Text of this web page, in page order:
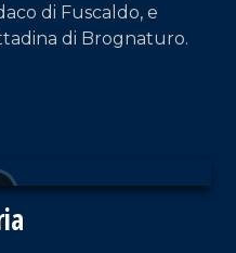
di Fuscaldo, e
di Brognaturo.